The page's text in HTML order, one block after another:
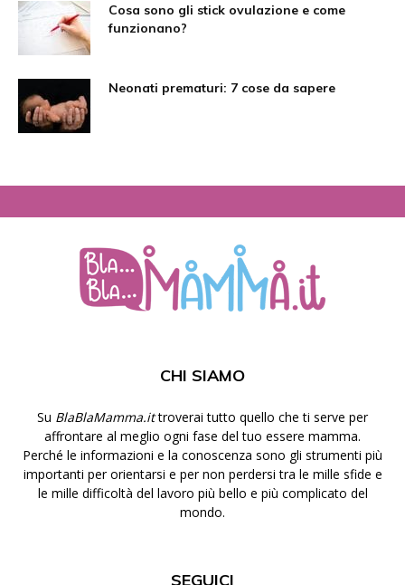
Cosa sono gli stick ovulazione e come
funzionano?
Neonati prematuri: 7 cose da sapere
CHI SIAMO
Su BlaBlaMamma.ittroverai tutto quello che ti serve per
affrontare al meglio ogni fase del tuo essere mamma.
Perché le informazioni e la conoscenza sono gli strumenti più
importanti per orientarsi e per non perdersi tra le mille sfide e
le mille difficoltà del lavoro più bello e più complicato del
mondo.
SEGUICI